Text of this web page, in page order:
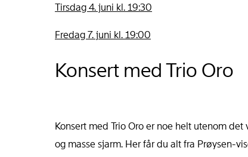
Tirsdag 4. juni kl. 19:30
Fredag 7. juni kl. 19:00
Konsert med Trio Oro
Konsert med Trio Oro er noe helt utenom
og masse sjarm. Her får du alt fra Prøysen-